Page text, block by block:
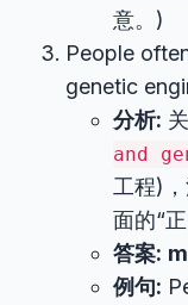
意。)
People
genetic
分析:
and
工程)
面的“
答案:
例句: